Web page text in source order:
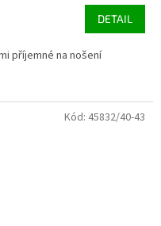
DETAIL
příjemné na nošení
Kód: 45832/40-43